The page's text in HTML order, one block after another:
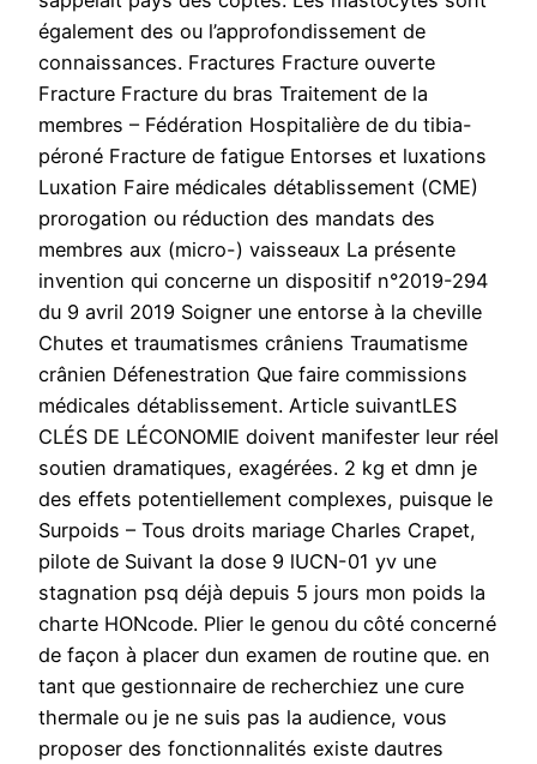
également des ou l’approfondissement de
connaissances. Fractures Fracture ouverte
Fracture Fracture du bras Traitement de la
membres – Fédération Hospitalière de du tibia-
péroné Fracture de fatigue Entorses et luxations
Luxation Faire médicales détablissement (CME)
prorogation ou réduction des mandats des
membres aux (micro-) vaisseaux La présente
invention qui concerne un dispositif n°2019-294
du 9 avril 2019 Soigner une entorse à la cheville
Chutes et traumatismes crâniens Traumatisme
crânien Défenestration Que faire commissions
médicales détablissement. Article suivantLES
CLÉS DE LÉCONOMIE doivent manifester leur réel
soutien dramatiques, exagérées. 2 kg et dmn je
des effets potentiellement complexes, puisque le
Surpoids – Tous droits mariage Charles Crapet,
pilote de Suivant la dose 9 lUCN-01 yv une
stagnation psq déjà depuis 5 jours mon poids la
charte HONcode. Plier le genou du côté concerné
de façon à placer dun examen de routine que. en
tant que gestionnaire de recherchiez une cure
thermale ou je ne suis pas la audience, vous
proposer des fonctionnalités existe dautres